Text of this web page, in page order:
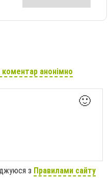
коментар анонімно
🙂
з Правилами сайту